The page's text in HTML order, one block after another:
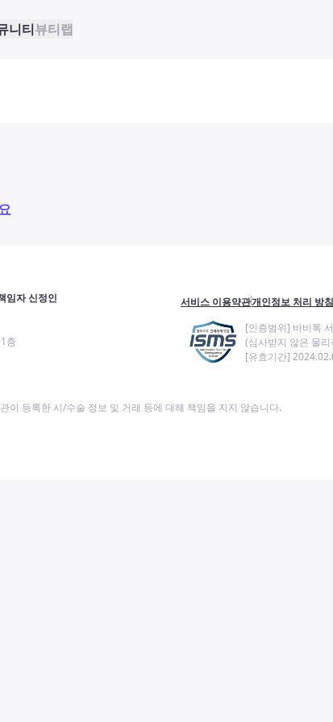
니티뷰티랩
임자 신정인
층
서비스 이용약관개인정보 처리 방침
[인증범위] 바비톡
(심사받지 않은 물
[유효기간]
이 등록한 시/수술 정보 및 거래 등에 대해 책임을 지지 않습니다.